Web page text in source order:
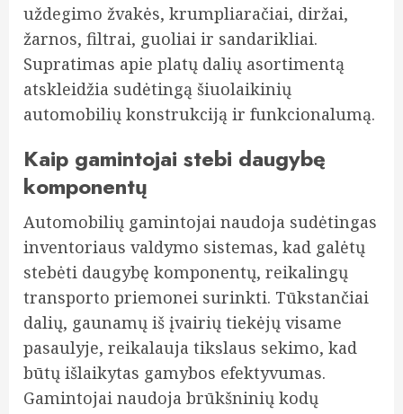
uždegimo žvakės, krumpliaračiai, diržai,
žarnos, filtrai, guoliai ir sandarikliai.
Supratimas apie platų dalių asortimentą
atskleidžia sudėtingą šiuolaikinių
automobilių konstrukciją ir funkcionalumą.
Kaip gamintojai stebi daugybę
komponentų
Automobilių gamintojai naudoja sudėtingas
inventoriaus valdymo sistemas, kad galėtų
stebėti daugybę komponentų, reikalingų
transporto priemonei surinkti. Tūkstančiai
dalių, gaunamų iš įvairių tiekėjų visame
pasaulyje, reikalauja tikslaus sekimo, kad
būtų išlaikytas gamybos efektyvumas.
Gamintojai naudoja brūkšninių kodų